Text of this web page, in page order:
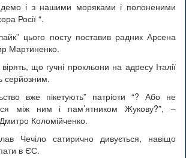
і з нашими моряками і полоненими
Росії “.
цього посту поставив радник Арсена
Мартиненко.
що гучні прокльони на адресу Італії
серйозним.
вже пікетують” патріоти “? Або не
між ним і пам’ятником Жукову?”, –
Коломійченко.
Чечіло сатирично дивується, навіщо
в ЄС.